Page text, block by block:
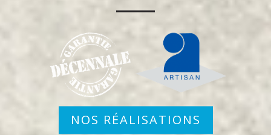
NOS RÉALISATIONS